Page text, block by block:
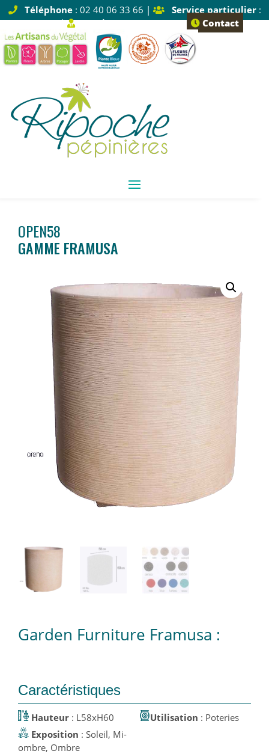
Téléphone: 02 40 06 33 66 | Service particulier:
Tapez 1 |
Service pro: Tapez 2 Contact
OPEN58
GAMME FRAMUSA
Garden Furniture Framusa :
Caractéristiques
Hauteur : L58xH60
Exposition : Soleil, Mi-
ombre, Ombre
Utilisation : Poteries